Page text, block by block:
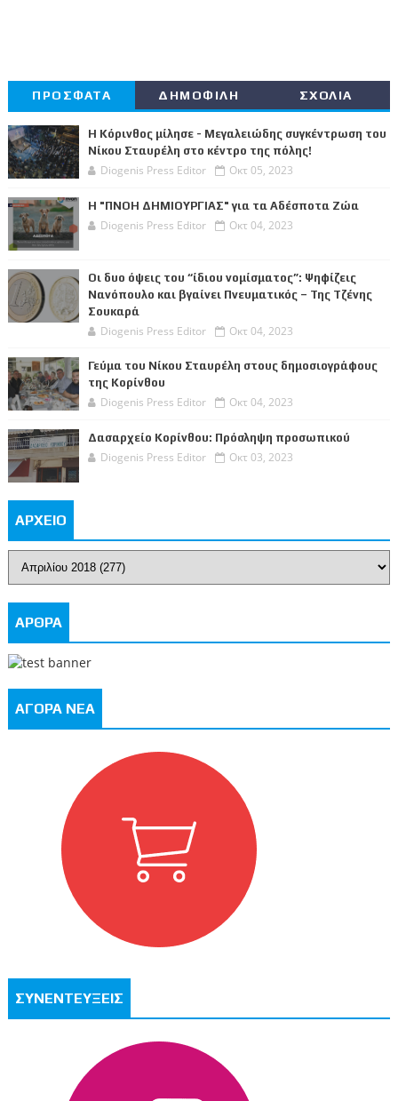
ΠΡΟΣΦΑΤΑ ΔΗΜΟΦΙΛΗ ΣΧΟΛΙΑ
Η Κόρινθος μίλησε - Μεγαλειώδης συγκέντρωση του
Νίκου Σταυρέλη στο κέντρο της πόλης!
Diogenis Press Editor Οκτ 05, 2023
Η "ΠΝΟΗ ΔΗΜΙΟΥΡΓΙΑΣ" για τα Αδέσποτα Ζώα
Diogenis Press Editor Οκτ 04, 2023
Οι δυο όψεις του “ίδιου νομίσματος”: Ψηφίζεις
Νανόπουλο και βγαίνει Πνευματικός – Της Τζένης
Σουκαρά
Diogenis Press Editor Οκτ 04, 2023
Γεύμα του Νίκου Σταυρέλη στους δημοσιογράφους
της Κορίνθου
Diogenis Press Editor Οκτ 04, 2023
Δασαρχείο Κορίνθου: Πρόσληψη προσωπικού
Diogenis Press Editor Οκτ 03, 2023
ΑΡΧΕΙΟ
ΑΡΘΡΑ
ΑΓΟΡΑ ΝΕΑ
ΣΥΝΕΝΤΕΥΞΕΙΣ